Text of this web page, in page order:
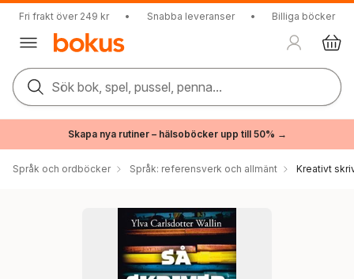
Fri frakt över 249 kr • Snabba leveranser • Billiga böcker
Sök bok, spel, pussel, penna...
Skapa nya rutiner – hälsoböcker upp till 50% →
Språk och ordböcker Språk: referensverk och allmänt Kreativt